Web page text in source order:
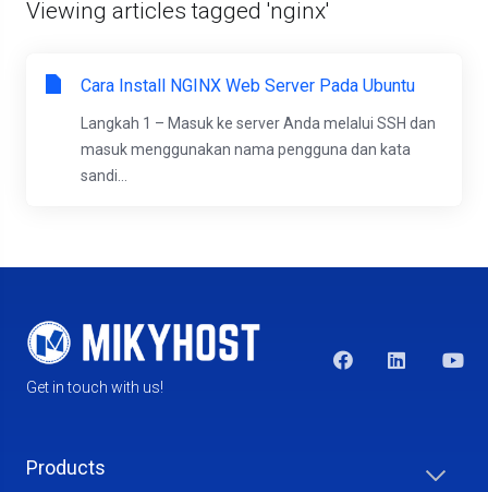
Viewing articles tagged 'nginx'
Cara Install NGINX Web Server Pada Ubuntu
Langkah 1 – Masuk ke server Anda melalui SSH dan
masuk menggunakan nama pengguna dan kata
sandi...
Get in touch with us!
Products